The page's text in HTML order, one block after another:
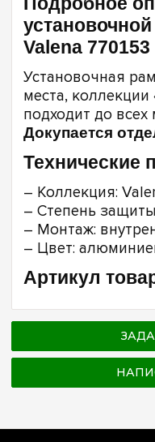
Valena 770153
Установочная
места, коллекции
подходит до
Докупается
Технические
– Коллекция:
– Степень
– Монтаж:
– Цвет:
Артикул